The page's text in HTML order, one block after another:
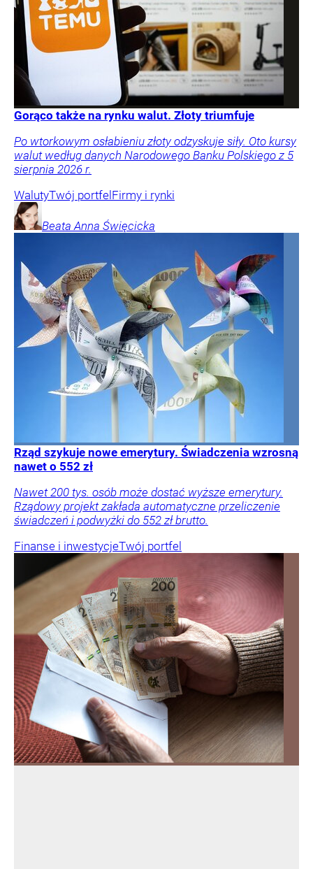
Gorąco także na rynku walut. Złoty triumfuje
Po wtorkowym osłabieniu złoty odzyskuje siły. Oto kursy
walut według danych Narodowego Banku Polskiego z 5
sierpnia 2026 r.
WalutyTwój portfelFirmy i rynki
Beata Anna Święcicka
Rząd szykuje nowe emerytury. Świadczenia wzrosną
nawet o 552 zł
Nawet 200 tys. osób może dostać wyższe emerytury.
Rządowy projekt zakłada automatyczne przeliczenie
świadczeń i podwyżki do 552 zł brutto.
Finanse i inwestycjeTwój portfel